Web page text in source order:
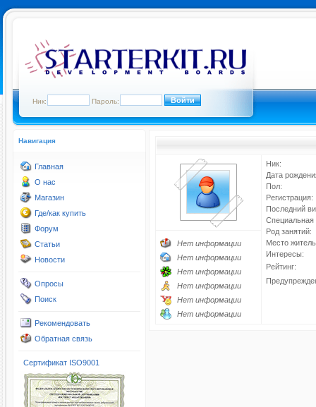
Ник: Пароль:
Навигация
Главная
О нас
Магазин
Где/как купить
Форум
Статьи
Новости
Опросы
Поиск
Рекомендовать
Обратная связь
Сертификат ISO9001
Ник:
Дата
Пол:
Регистрация:
Последний
Специальная
Род занятий:
Место
Интересы:
Рейтинг:
Нет информации
Нет информации
Нет информации
Нет информации
Нет информации
Нет информации